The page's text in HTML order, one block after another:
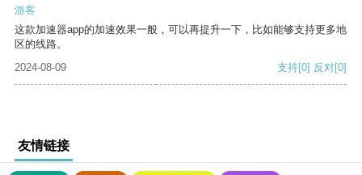
游客
这款加速器app的加速效果一般，可以再提升一下，比如能够支持更多地
区的线路。
2024-08-09
支持[0] 反对[0]
友情链接